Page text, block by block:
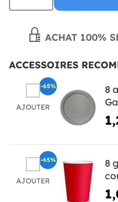
ACHAT 100%
ACCESSOIRES
AJOUTER
8
-65%
AJOUTER
8
-65%